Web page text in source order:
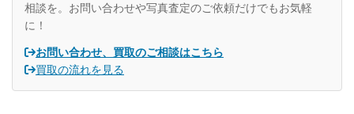
相談を。お問い合わせや写真査定のご依頼だけでもお気軽
に！
お問い合わせ、買取のご相談はこちら
買取の流れを見る